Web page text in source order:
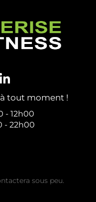
tout moment !
- 12h00
- 22h00
sous peu.